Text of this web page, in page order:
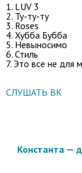
1. LUV 3
2. Ту-ту-ту
3. Roses
4. Хубба Бубба
5. Невыносимо
6. Стиль
7. Это все не для
СЛУШАТЬ ВК
Константа —